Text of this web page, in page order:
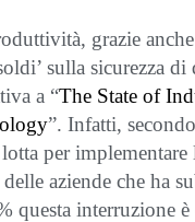
grazie
sulla sicurezza di
a “The State of
”. Infatti,
per implementare
aziende che ha
questa interruzione